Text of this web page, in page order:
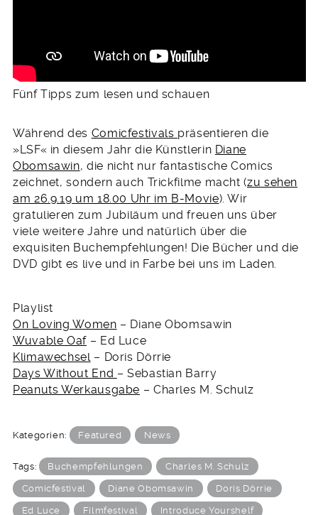
Fünf Tipps zum lesen und schauen
Während des Comicfestivals präsentieren die
»LSF« in diesem Jahr die Künstlerin Diane
Obomsawin, die nicht nur fantastische Comics
zeichnet, sondern auch Trickfilme macht (zu sehen
am 26.9.19 um 18.00 Uhr im B-Movie). Wir
gratulieren zum Jubiläum und freuen uns über
viele weitere Jahre und natürlich über die
exquisiten Buchempfehlungen! Die Bücher und die
DVD gibt es live und in Farbe bei uns im Laden.
Playlist
On Loving Women – Diane Obomsawin
Wuvable Oaf– Ed Luce
Klimawechsel– Doris Dörrie
Days Without End – Sebastian Barry
Peanuts Werkausgabe – Charles M. Schulz
Kategorien: Featured News
Tags: Buchempfehlungen Charles M. Schulz
Comicfestival Diane Obomsawin Doris Dörrie
Ed Luce Filmfestival Introduce Yourshelf